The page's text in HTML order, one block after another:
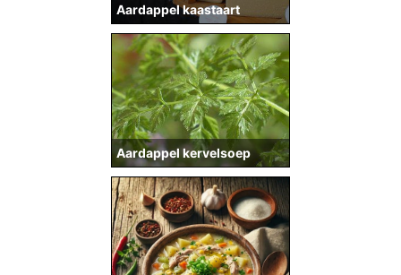
Aardappel kaastaart
Aardappel kervelsoep